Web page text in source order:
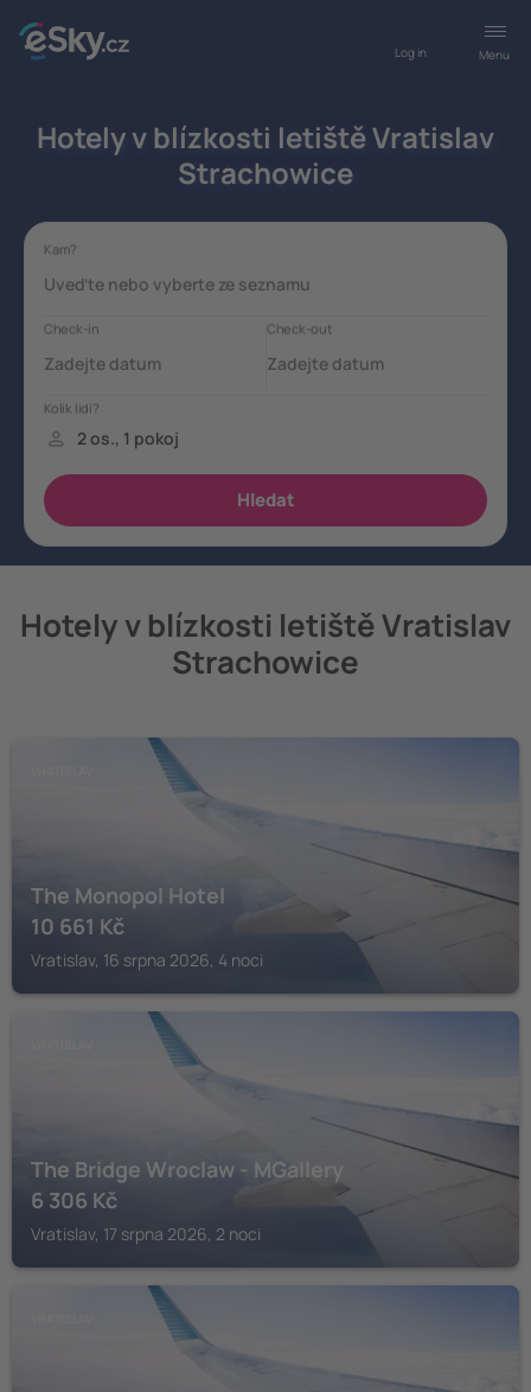
Menu
Log in
Hotely v blízkosti letiště Vratislav
Strachowice
Hotely v blízkosti letiště Vratislav
Strachowice
The Monopol Hotel
10 661 Kč
Vratislav, 16 srpna 2026, 4 noci
The Bridge Wroclaw - MGallery
6 306 Kč
Vratislav, 17 srpna 2026, 2 noci